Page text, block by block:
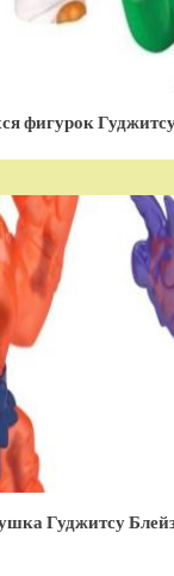
фигурок
Гуджитсу